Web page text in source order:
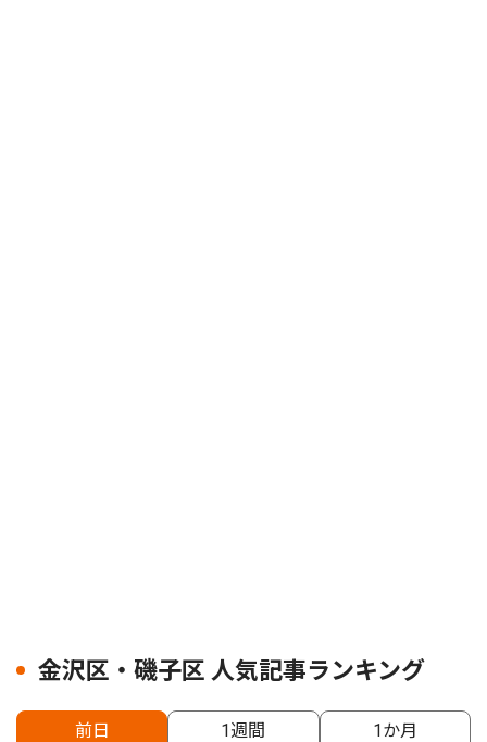
金沢区・磯子区 人気記事ランキング
前日 1週間 1か月